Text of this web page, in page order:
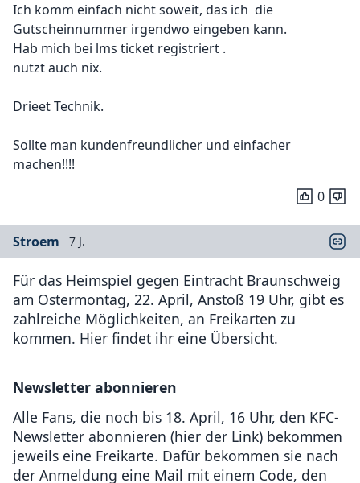
Ich komm einfach nicht soweit, das ich die
Gutscheinnummer irgendwo eingeben kann.
Hab mich bei lms ticket registriert .
nutzt auch nix.
Drieet Technik.
Sollte man kundenfreundlicher und einfacher
machen!!!!
0
Stroem 7 J.
Für das Heimspiel gegen Eintracht Braunschweig
am Ostermontag, 22. April, Anstoß 19 Uhr, gibt es
zahlreiche Möglichkeiten, an Freikarten zu
kommen. Hier findet ihr eine Übersicht.
Newsletter abonnieren
Alle Fans, die noch bis 18. April, 16 Uhr, den KFC-
Newsletter abonnieren (hier der Link) bekommen
jeweils eine Freikarte. Dafür bekommen sie nach
der Anmeldung eine Mail mit einem Code, den